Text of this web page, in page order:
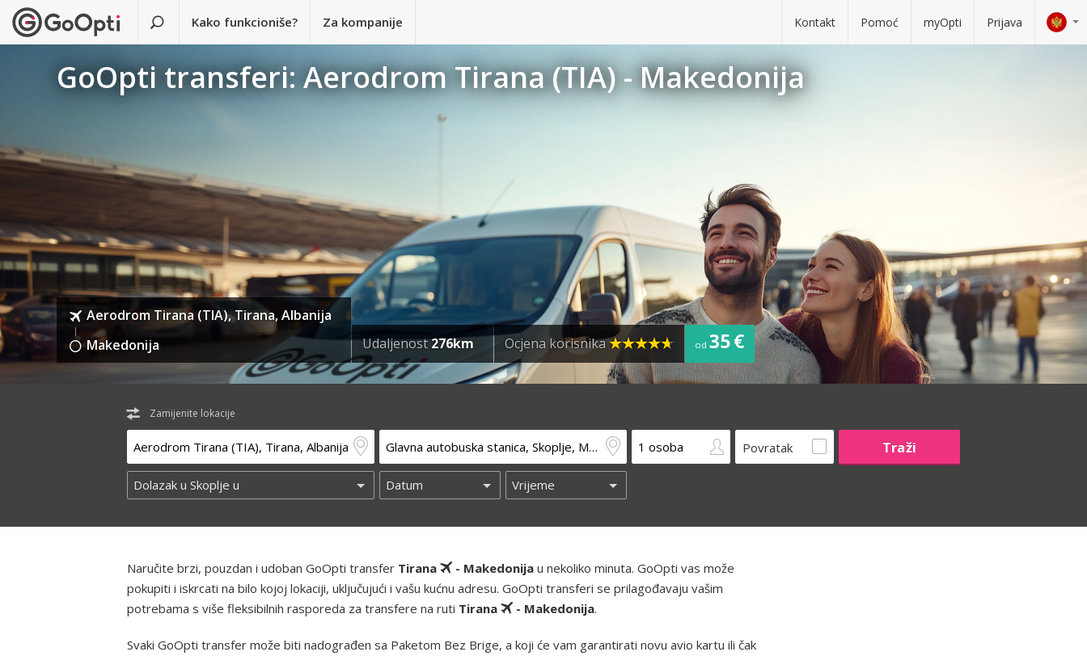
Kako funkcioniše? Za kompanije Kontakt Pomoć myOpti Prijava
GoOpti transferi: Aerodrom Tirana (TIA) - Makedonija
Aerodrom Tirana (TIA), Tirana, Albanija
Makedonija
Udaljenost276km Ocjena korisnika od35 €
Zamijenite lokacije
Povratak
Naručite brzi, pouzdan i udoban GoOpti transfer Tirana - Makedonija u nekoliko minuta. GoOpti vas može
pokupiti i iskrcati na bilo kojoj lokaciji, uključujući i vašu kućnu adresu. GoOpti transferi se prilagođavaju vašim
potrebama s više fleksibilnih rasporeda za transfere na ruti Tirana - Makedonija.
Svaki GoOpti transfer može biti nadograđen sa Paketom Bez Brige, a koji će vam garantirati novu avio kartu ili čak